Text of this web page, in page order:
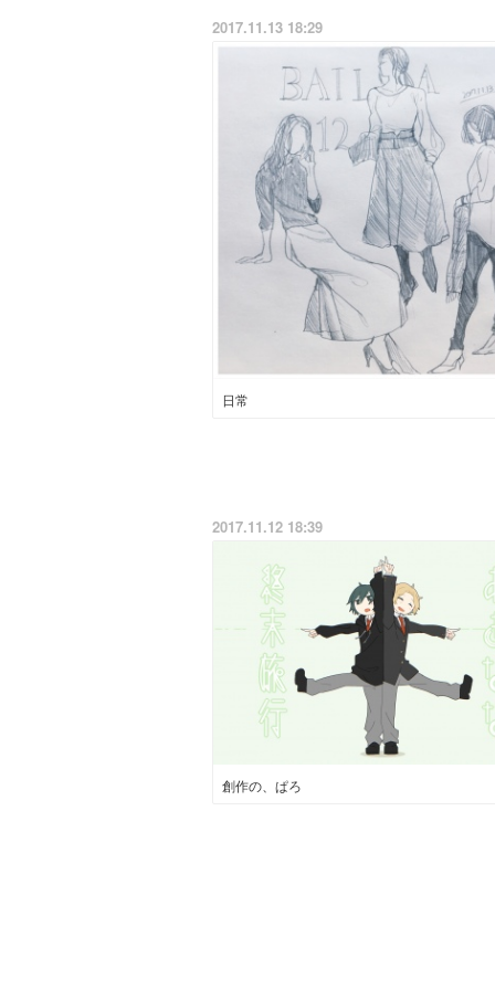
2017.11.13 18:29
日常
2017.11.12 18:39
創作の、ぱろ